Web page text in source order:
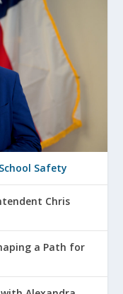
Safety
Chris
a Path for